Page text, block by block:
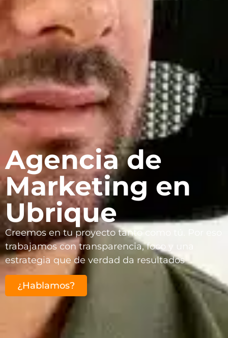
Agencia de
Marketing en
Ubrique
Creemos en tu proyecto tanto como tú. Por eso
trabajamos con transparencia, foco y una
estrategia que de verdad da resultados
¿Hablamos?